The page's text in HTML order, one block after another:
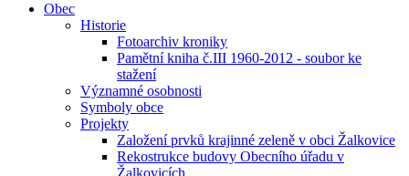
Obec
Historie
Fotoarchiv kroniky
Pamětní kniha č.III 1960-2012 - soubor ke
stažení
Významné osobnosti
Symboly obce
Projekty
Založení prvků krajinné zeleně v obci Žalkovice
Rekostrukce budovy Obecního úřadu v
Žalkovicích